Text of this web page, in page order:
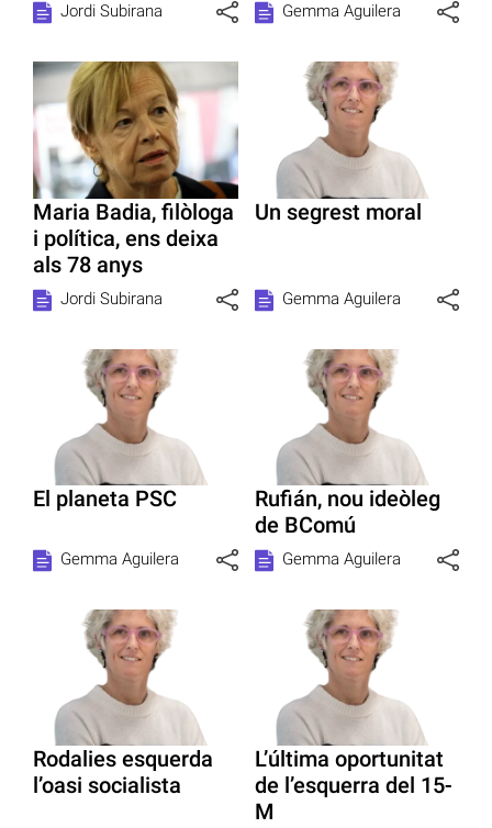
Jordi Subirana Gemma Aguilera
Maria Badia, filòloga
i política, ens deixa
als 78 anys
Jordi Subirana
Un segrest moral
Gemma Aguilera
El planeta PSC
Gemma Aguilera
Rufián, nou ideòleg
de BComú
Gemma Aguilera
Rodalies esquerda
l’oasi socialista
L’última oportunitat
de l’esquerra del 15-
M